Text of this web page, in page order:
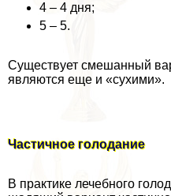
4 – 4 дня;
5 – 5.
Существует смешанный
являются еще и «сухими».
Частичное голодание
В пpaктике лечебного